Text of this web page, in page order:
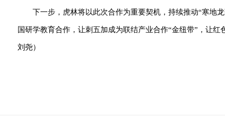
下一步，虎林将以此次合作为重要契机，持续推动“寒地
国研学教育合作，让刺五加成为联结产业合作“金纽带”，让
刘尧）